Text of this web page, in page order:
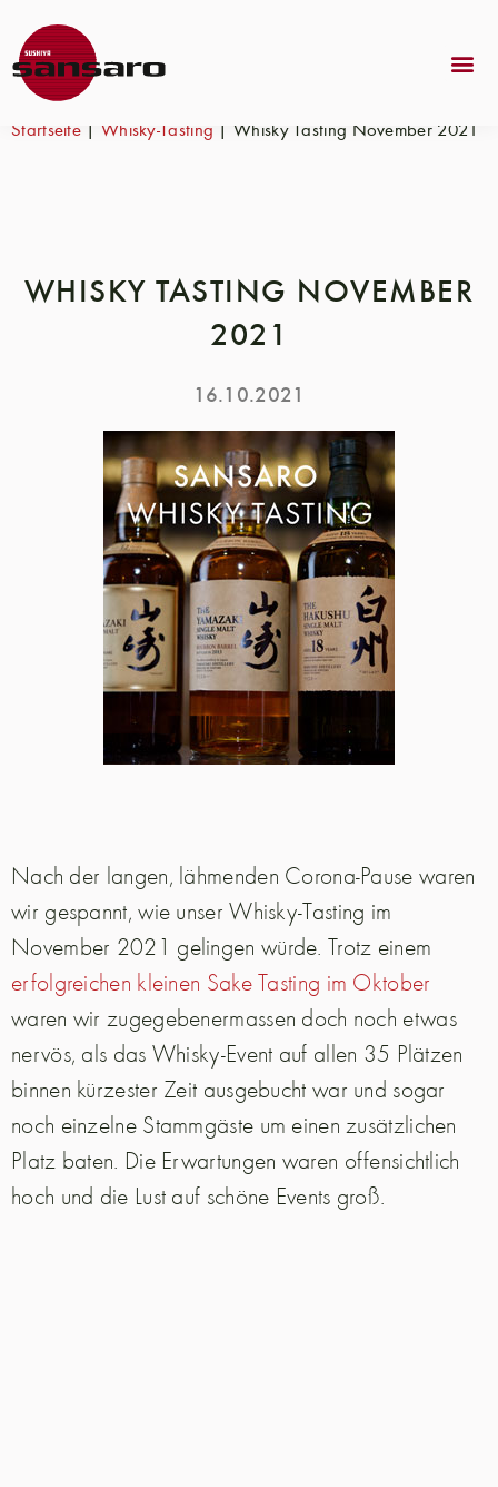
Startseite | Whisky-Tasting |Whisky Tasting November 2021
WHISKY TASTING NOVEMBER
2021
16.10.2021
Nach der langen, lähmenden Corona-Pause waren
wir gespannt, wie unser Whisky-Tasting im
November 2021 gelingen würde. Trotz einem
erfolgreichen kleinen Sake Tasting im Oktober
waren wir zugegebenermassen doch noch etwas
nervös, als das Whisky-Event auf allen 35 Plätzen
binnen kürzester Zeit ausgebucht war und sogar
noch einzelne Stammgäste um einen zusätzlichen
Platz baten. Die Erwartungen waren offensichtlich
hoch und die Lust auf schöne Events groß.